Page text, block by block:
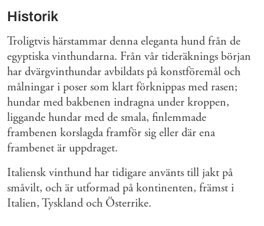
Historik
Troligtvis härstammar denna eleganta hund från de
egyptiska vinthundarna. Från vår tideräknings början
har dvärgvinthundar avbildats på konstföremål och
målningar i poser som klart förknippas med rasen;
hundar med bakbenen indragna under kroppen,
liggande hundar med de smala, finlemmade
frambenen korslagda framför sig eller där ena
frambenet är uppdraget.
Italiensk vinthund har tidigare använts till jakt på
småvilt, och är utformad på kontinenten, främst i
Italien, Tyskland och Österrike.